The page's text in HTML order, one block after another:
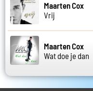
Maarten Cox
Vrij
Maarten Cox
Wat doe je dan